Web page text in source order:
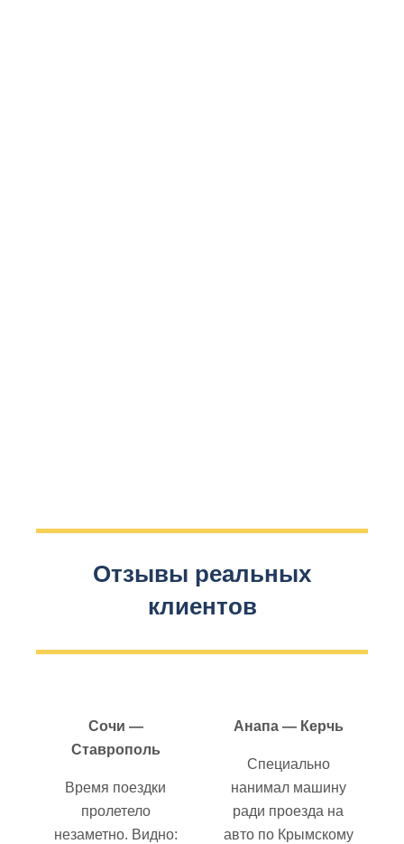
Отзывы реальных
клиентов
Сочи —
Ставрополь
Время поездки
пролетело
незаметно. Видно:
Анапа — Керчь
Специально
нанимал машину
ради проезда на
авто по Крымскому